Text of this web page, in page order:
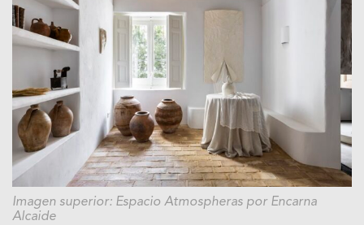
Imagen superior: Espacio Atmospheras por Encarna
Alcaide